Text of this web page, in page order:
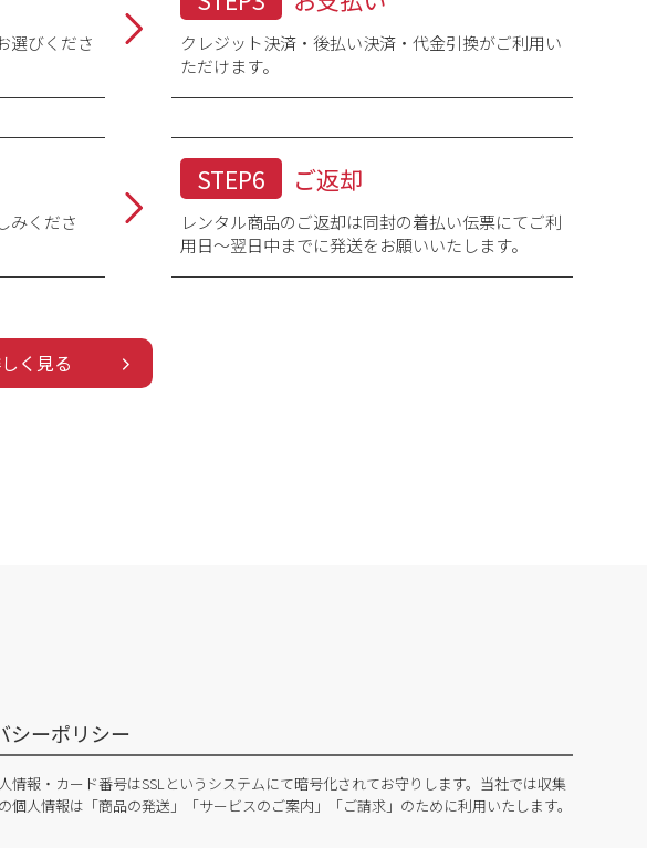
選びくださ
クレジット決済・後払い決済・代金引換がご利用い
ただけます。
みくださ
STEP6 ご返却
レンタル商品のご返却は同封の着払い伝票にてご利
用日～翌日中までに発送をお願いいたします。
く見る
シーポリシー
情報・カード番号はSSLというシステムにて暗号化されてお守りします。当社では収集
個人情報は「商品の発送」「サービスのご案内」「ご請求」のために利用いたします。